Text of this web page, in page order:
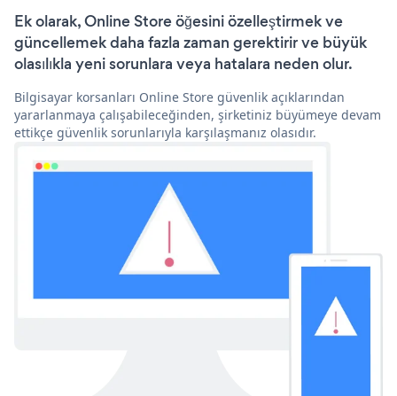
Ek olarak, Online Store öğesini özelleştirmek ve
güncellemek daha fazla zaman gerektirir ve büyük
olasılıkla yeni sorunlara veya hatalara neden olur.
Bilgisayar korsanları Online Store güvenlik açıklarından
yararlanmaya çalışabileceğinden, şirketiniz büyümeye devam
ettikçe güvenlik sorunlarıyla karşılaşmanız olasıdır.